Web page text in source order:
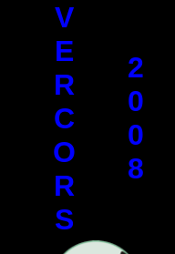
V
E
R
C
O
R
S
2
0
0
8